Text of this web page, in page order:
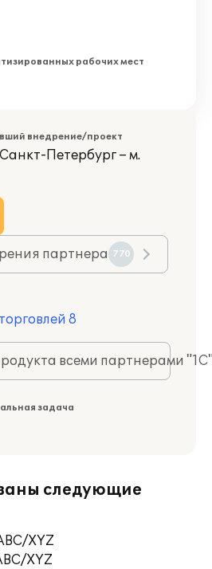
рабочих мест
внедрение/проект
Петербург – м.
партнера 770
8
всеми партнерами
задача
следующие
XYZ
XYZ